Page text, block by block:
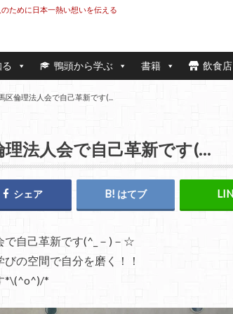
ために日本一熱い想いを伝える
鴨頭から学ぶ 書籍 飲食店
区倫理法人会で自己革新です(...
理法人会で自己革新です(…
シェア はてブ
で自己革新です(^_－)－☆
の空間で自分を磨く！！
*\(^o^)/*